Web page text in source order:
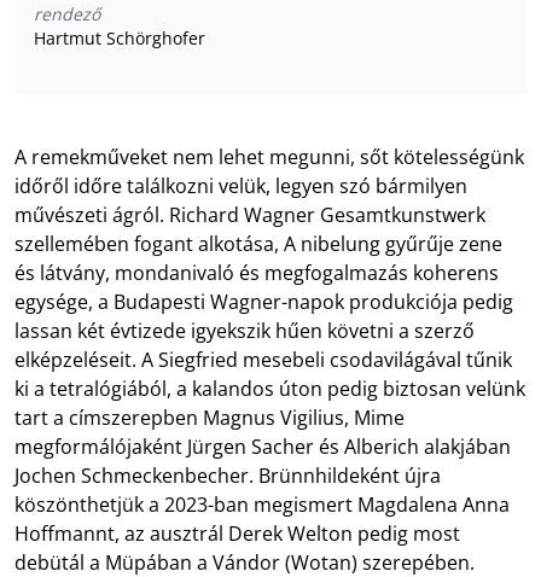
rendező
Hartmut Schörghofer
A remekműveket nem lehet megunni, sőt kötelességünk
időről időre találkozni velük, legyen szó bármilyen
művészeti ágról. Richard Wagner Gesamtkunstwerk
szellemében fogant alkotása, A nibelung gyűrűje zene
és látvány, mondanivaló és megfogalmazás koherens
egysége, a Budapesti Wagner-napok produkciója pedig
lassan két évtizede igyekszik hűen követni a szerző
elképzeléseit. A Siegfried mesebeli csodavilágával tűnik
ki a tetralógiából, a kalandos úton pedig biztosan velünk
tart a címszerepben Magnus Vigilius, Mime
megformálójaként Jürgen Sacher és Alberich alakjában
Jochen Schmeckenbecher. Brünnhildeként újra
köszönthetjük a 2023-ban megismert Magdalena Anna
Hoffmannt, az ausztrál Derek Welton pedig most
debütál a Müpában a Vándor (Wotan) szerepében.